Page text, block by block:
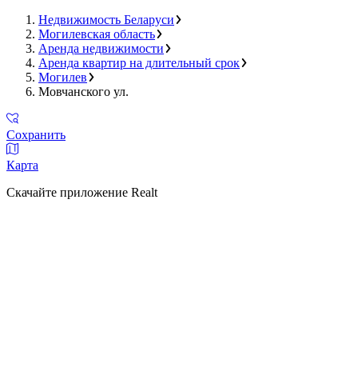
Недвижимость Беларуси
Могилевская область
Аренда недвижимости
Аренда квартир на длительный срок
Могилев
Мовчанского ул.
Сохранить
Карта
Скачайте приложение Realt